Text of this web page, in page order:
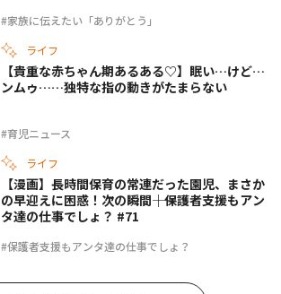
#家族に伝えたい「ありがとう」
ライフ
#育児ニュース
【貴重な赤ちゃん期あるある♡】眠い…けど…
ンムゥ……独特な指の動きがたまらない
ライフ
#保護者支援もアンタ達の仕事でしょ？
【漫画】長時間保育の常連だった園児、まさか
の早迎えに困惑！次の瞬間――｜保護者支援もアン
タ達の仕事でしょ？ #71